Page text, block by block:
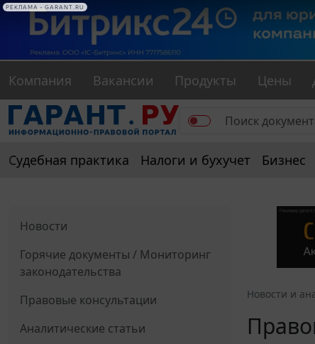
Компания Вакансии Продукты Цены
Судебная практика Налоги и бухучет Бизнес
Новости
Горячие документы / Мониторинг
законодательства
Правовые консультации
Аналитические статьи
Новости и
РЕКЛАМА • GARANT.RU